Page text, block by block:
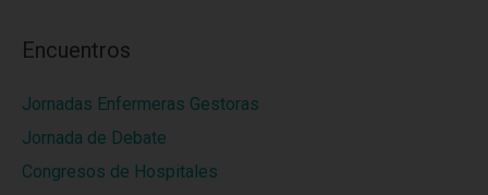
Encuentros
Jornadas Enfermeras Gestoras
Jornada de Debate
Congresos de Hospitales